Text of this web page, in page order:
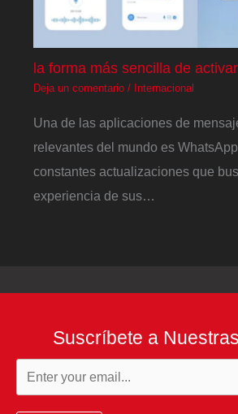
la forma más sencilla de
Deja un comentario / Internacional
Una de las aplicaciones de
relevantes del mundo es
constantes actualizaciones que
experiencia de sus…
Suscríbete a